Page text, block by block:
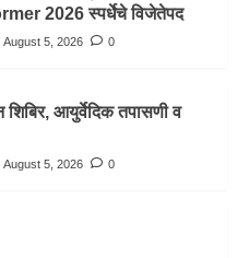
2026 स्पर्धेचे विजेतेपद
August 5, 2026
0
शिबिर, आयुर्वेदिक तपासणी व
August 5, 2026 0